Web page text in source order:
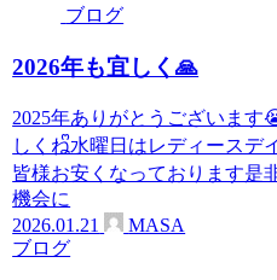
ブログ
2026年も宜しく🙏
2025年ありがとうございます
しくねᩚ水曜日はレディースデ
皆様お安くなっております是
機会に
2026.01.21
MASA
ブログ